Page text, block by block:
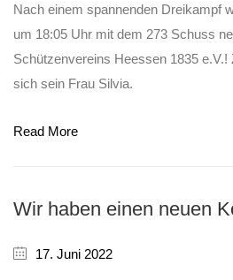
Nach einem spannenden Dreikampf
um 18:05 Uhr mit dem 273 Schuss
Schützenvereins Heessen 1835
sich sein Frau Silvia.
Read More
Wir haben einen neuen
17. Juni 2022